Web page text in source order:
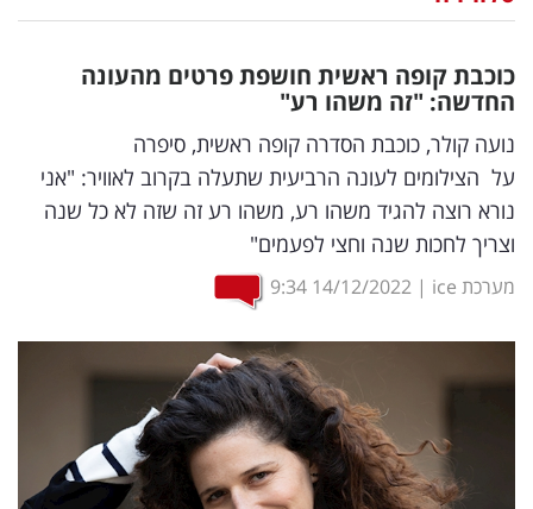
דיגיטל
וטק
שיווק
ופרסום
משפט
מדדים
ומחקרים
רכילות
כוכבת קופה ראשית חושפת פרטים מהעונה
החדשה: "זה משהו רע"
נועה קולר, כוכבת הסדרה קופה ראשית, סיפרה
על הצילומים לעונה הרביעית שתעלה בקרוב לאוויר: "אני
נורא רוצה להגיד משהו רע, משהו רע זה שזה לא כל שנה
וצריך לחכות שנה וחצי לפעמים"
מערכת ice |
14/12/2022
9:34